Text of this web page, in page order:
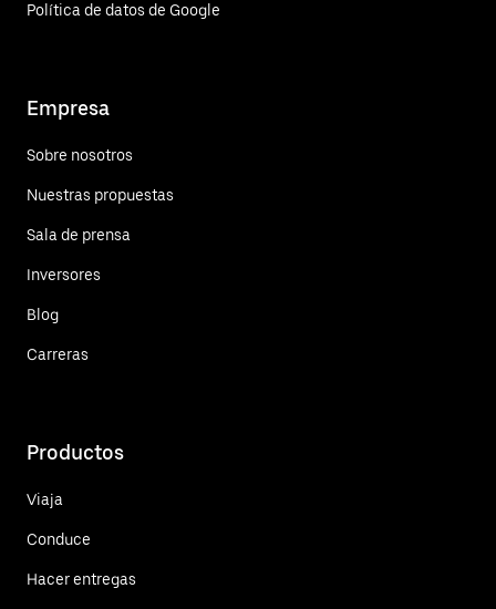
Política de datos de Google
Empresa
Sobre nosotros
Nuestras propuestas
Sala de prensa
Inversores
Blog
Carreras
Productos
Viaja
Conduce
Hacer entregas